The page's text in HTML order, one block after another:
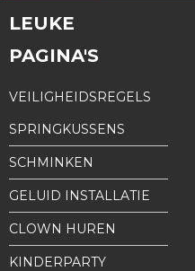
LEUKE
PAGINA'S
VEILIGHEIDSREGELS
SPRINGKUSSENS
SCHMINKEN
GELUID INSTALLATIE
CLOWN HUREN
KINDERPARTY